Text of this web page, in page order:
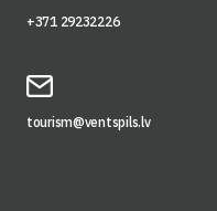
+371 29232226
tourism@ventspils.lv